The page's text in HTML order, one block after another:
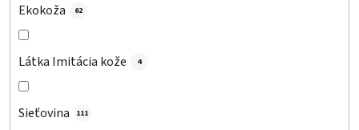
Ekokoža 62
Látka Imitácia kože 4
Sieťovina 111